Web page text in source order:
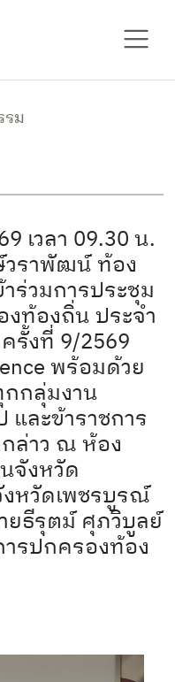
ม
เวลา 09.30 น.
วราพัฒน์ ท้อง
ร่วมการประชุม
ท้องถิ่น ประจำ
รั้งที่ 9/2569
พร้อมด้วย
กลุ่มงาน
ละข้าราชการ
ล่าว ณ ห้อง
จังหวัด
หวัดเพชรบูรณ์
ยธีรุตม์ ศุภวิบูลย์
รปกครองท้อง